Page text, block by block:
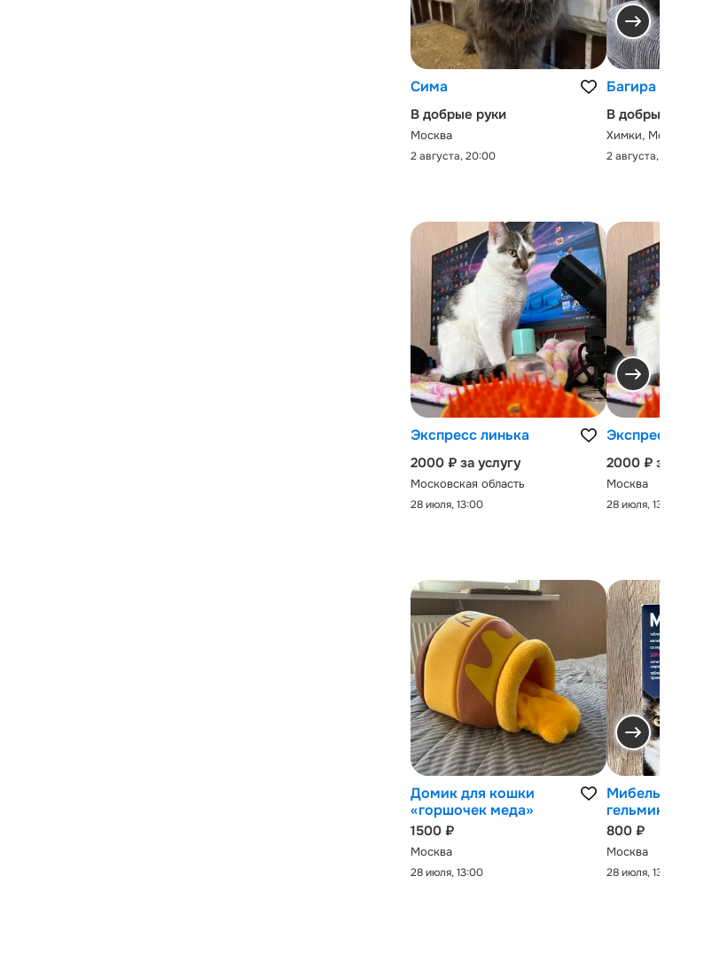
Сима
В добрые руки
Москва
2 августа, 20:00
Багира
В добрые руки
Химки,
2 августа, 0:00
Экспресс линька
2000 ₽ за услугу
Московская область
28 июля, 13:00
Экспресс-
2000 ₽ за
Москва
28 июля, 13:00
Домик для кошки
«горшочек меда»
1500 ₽
Москва
28 июля, 13:00
Мибельмакс
гельминтов
800 ₽
Москва
28 июля, 13:00